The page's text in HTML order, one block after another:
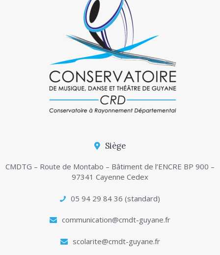
Siège
CMDTG – Route de Montabo – Bâtiment de l’ENCRE BP 900 –
97341 Cayenne Cedex
05 94 29 84 36 (standard)
communication@cmdt-guyane.fr
scolarite@cmdt-guyane.fr